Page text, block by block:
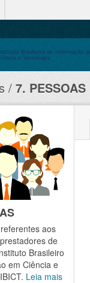
7. PESSOAS
aos
de
Brasileiro
em Ciência e
Leia mais